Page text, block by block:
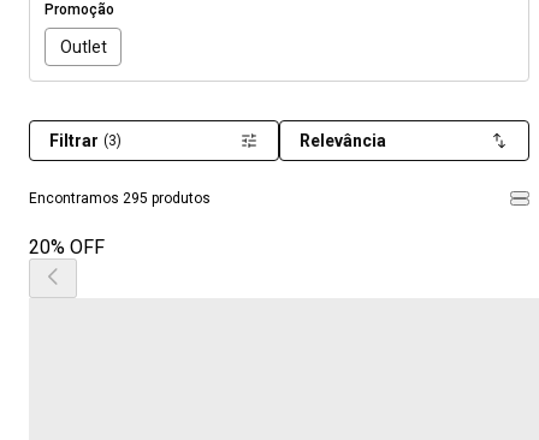
Promoção
Outlet
Encontramos 295 produtos
Filtrar (3) Relevância
20% OFF